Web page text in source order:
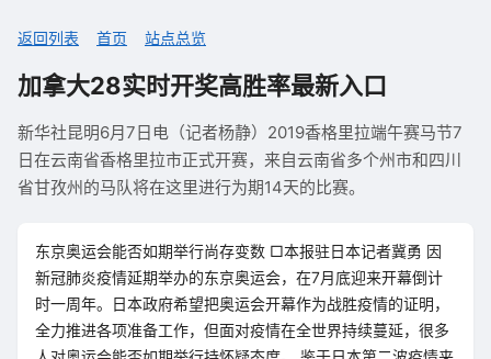
返回列表 首页 站点总览
加拿大28实时开奖高胜率最新入口
新华社昆明6月7日电（记者杨静）2019香格里拉端午赛马节7
日在云南省香格里拉市正式开赛，来自云南省多个州市和四川
省甘孜州的马队将在这里进行为期14天的比赛。
东京奥运会能否如期举行尚存变数 □本报驻日本记者冀勇 因
新冠肺炎疫情延期举办的东京奥运会，在7月底迎来开幕倒计
时一周年。日本政府希望把奥运会开幕作为战胜疫情的证明，
全力推进各项准备工作，但面对疫情在全世界持续蔓延，很多